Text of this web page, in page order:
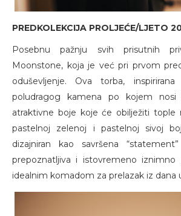
PREDKOLEKCIJA PROLJEĆE/LJETO
Posebnu pažnju svih prisutnih
Moonstone, koja je već pri prvom
oduševljenje. Ova torba,
poludragog kamena po kojem
atraktivne boje koje će obilježiti tople
pastelnoj zelenoj i pastelnoj sivoj
dizajniran kao savršena
prepoznatljiva i istovremeno
idealnim komadom za prelazak iz dana